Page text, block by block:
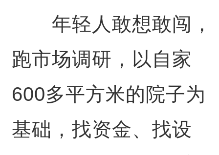
年轻人敢想敢闯，
跑市场调研，以自家
600多平方米的院子为
基础，找资金、找设